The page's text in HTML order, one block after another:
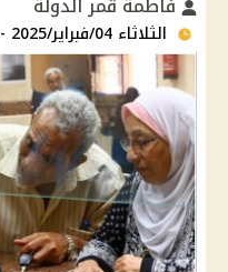
الثلاثاء 04/فبراير/2025 - 04:13 م